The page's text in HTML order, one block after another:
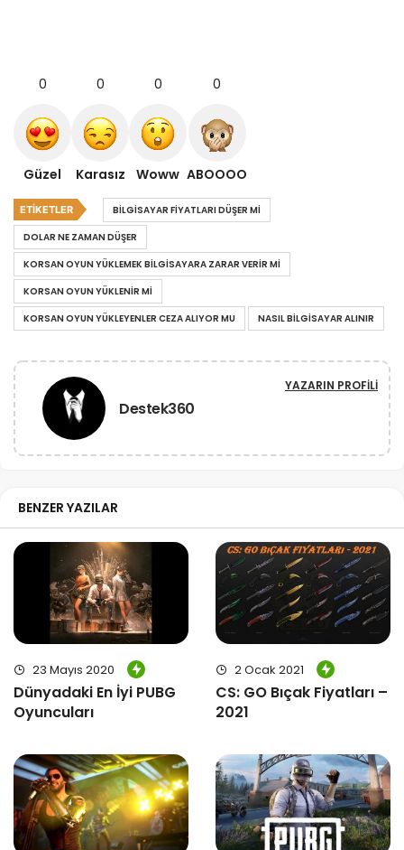
0
Güzel
0
Karasız
0
Woww
0
ABOOOO
ETIKETLER
BILGISAYAR FIYATLARI DÜŞER MI
DOLAR NE ZAMAN DÜŞER
KORSAN OYUN YÜKLEMEK BILGISAYARA ZARAR VERIR MI
KORSAN OYUN YÜKLENIR MI
KORSAN OYUN YÜKLEYENLER CEZA ALIYOR MU
NASIL BILGISAYAR ALINIR
Destek360
YAZARIN PROFILI
BENZER YAZILAR
23 Mayıs 2020
Dünyadaki En İyi PUBG
Oyuncuları
2 Ocak 2021
CS: GO Bıçak Fiyatları –
2021